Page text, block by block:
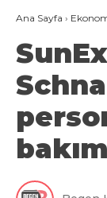
Ana Sayfa ›